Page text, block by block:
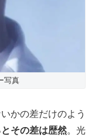
写真
かの差だけのよう
その差は歴然。光